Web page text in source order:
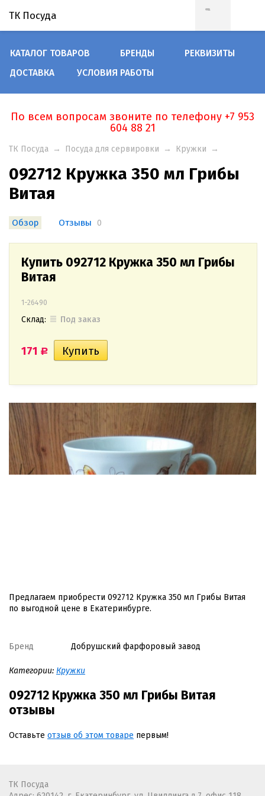
ТК Посуда
КАТАЛОГ ТОВАРОВ БРЕНДЫ
РЕКВИЗИТЫ
ДОСТАВКА
УСЛОВИЯ РАБОТЫ
По всем вопросам звоните по телефону +7 953
604 88 21
ТК Посуда → Посуда для сервировки → Кружки →
092712 Кружка 350 мл Грибы
Витая
Обзор Отзывы 0
Купить 092712 Кружка 350 мл Грибы
Витая
1-26490
Склад: Под заказ
171 Р
Предлагаем приобрести 092712 Кружка 350 мл Грибы Витая
по выгодной цене в Екатеринбурге.
Бренд Добрушский фарфоровый завод
Категории: Кружки
092712 Кружка 350 мл Грибы Витая
отзывы
Оставьте отзыв об этом товаре первым!
ТК Посуда